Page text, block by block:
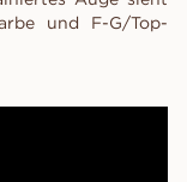
und F-G/Top-